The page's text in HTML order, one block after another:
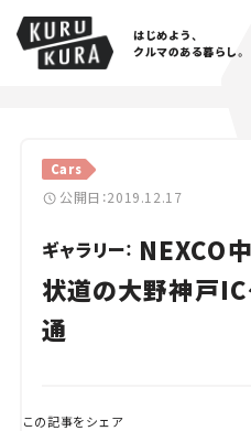
はじめよう、
クルマのある暮らし。
Cars
公開日：2019.12.17
ギャラリー： NEXCO
状道の大野神戸
通
この記事をシェア
Cars
Lifestyle
Traffic
Special